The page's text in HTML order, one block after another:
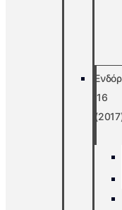
’16